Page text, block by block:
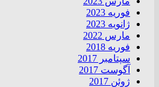
فوریه 2023
ژانویه 2023
مارس 2022
فوریه 2018
سپتامبر 2017
آگوست 2017
ژوئن 2017